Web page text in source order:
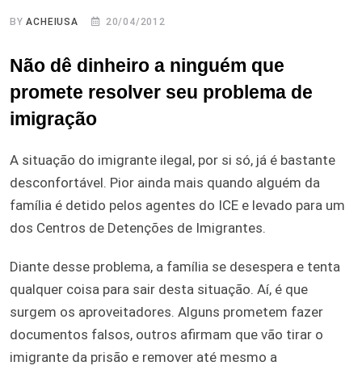
BYACHEIUSA 20/04/2012
Não dê dinheiro a ninguém que
promete resolver seu problema de
imigração
A situação do imigrante ilegal, por si só, já é bastante
desconfortável. Pior ainda mais quando alguém da
família é detido pelos agentes do ICE e levado para um
dos Centros de Detenções de Imigrantes.
Diante desse problema, a família se desespera e tenta
qualquer coisa para sair desta situação. Aí, é que
surgem os aproveitadores. Alguns prometem fazer
documentos falsos, outros afirmam que vão tirar o
imigrante da prisão e remover até mesmo a